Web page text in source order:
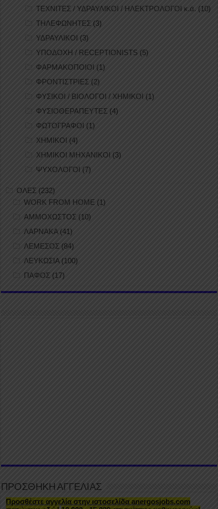
ΤΕΧΝΙΤΕΣ / ΥΔΡΑΥΛΙΚΟΙ / ΗΛΕΚΤΡΟΛΟΓΟΙ κ.ά. (10)
ΤΗΛΕΦΩΝΗΤΕΣ (3)
ΥΔΡΑΥΛΙΚΟΙ (3)
ΥΠΟΔΟΧΗ / RECEPTIONISTS (5)
ΦΑΡΜΑΚΟΠΟΙΟΙ (1)
ΦΡΟΝΤΙΣΤΡΙΕΣ (2)
ΦΥΣΙΚΟΙ / ΒΙΟΛΟΓΟΙ / ΧΗΜΙΚΟΙ (1)
ΦΥΣΙΟΘΕΡΑΠΕΥΤΕΣ (4)
ΦΩΤΟΓΡΑΦΟΙ (1)
ΧΗΜΙΚΟΙ (4)
ΧΗΜΙΚΟΙ ΜΗΧΑΝΙΚΟΙ (3)
ΨΥΧΟΛΟΓΟΙ (7)
ΟΛΕΣ (232)
WORK FROM HOME (1)
ΑΜΜΟΧΩΣΤΟΣ (10)
ΛΑΡΝΑΚΑ(41)
ΛΕΜΕΣΟΣ (84)
ΛΕΥΚΩΣΙΑ(100)
ΠΑΦΟΣ (17)
ΠΡΟΣΘΗΚΗ ΑΓΓΕΛΙΑΣ
Προσθέστε αγγελία στην ιστοσελίδα anergosjobs.com